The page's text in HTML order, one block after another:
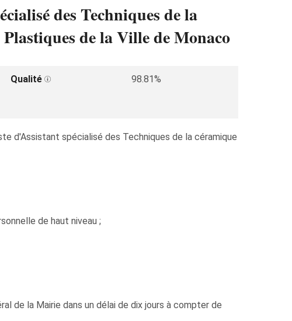
des Techniques de la
de la Ville de Monaco
Qualité
98.81%
d'Assistant spécialisé des Techniques de la céramique
de haut niveau ;
de la Mairie dans un délai de dix jours à compter de